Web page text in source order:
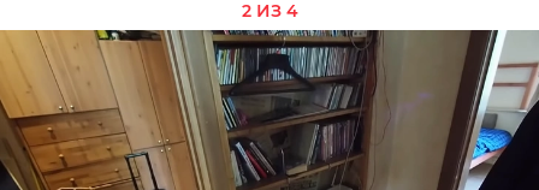
2 ИЗ 4